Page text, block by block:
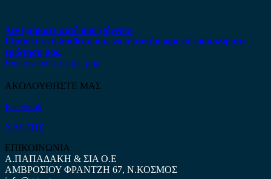
Δεν βρήκατε αυτό που ψάχνετε;
Είμαστε στη διάθεση σας να απαντήσουμε σε οποιαδήποτε
ερώτηση σας.
Επικοινωνήστε μαζί μας
ΑΚΟΛΟΥΘΗΣΤΕ ΜΑΣ
Facebook
ΧΑΡΤΗΣ
ΕΠΙΚΟΙΝΩΝΙΑ
Α.ΠΑΠΑΔΑΚΗ & ΣΙΑ Ο.Ε
ΑΜΒΡΟΣΙΟΥ ΦΡΑΝΤΖΗ 67, Ν.ΚΟΣΜΟΣ